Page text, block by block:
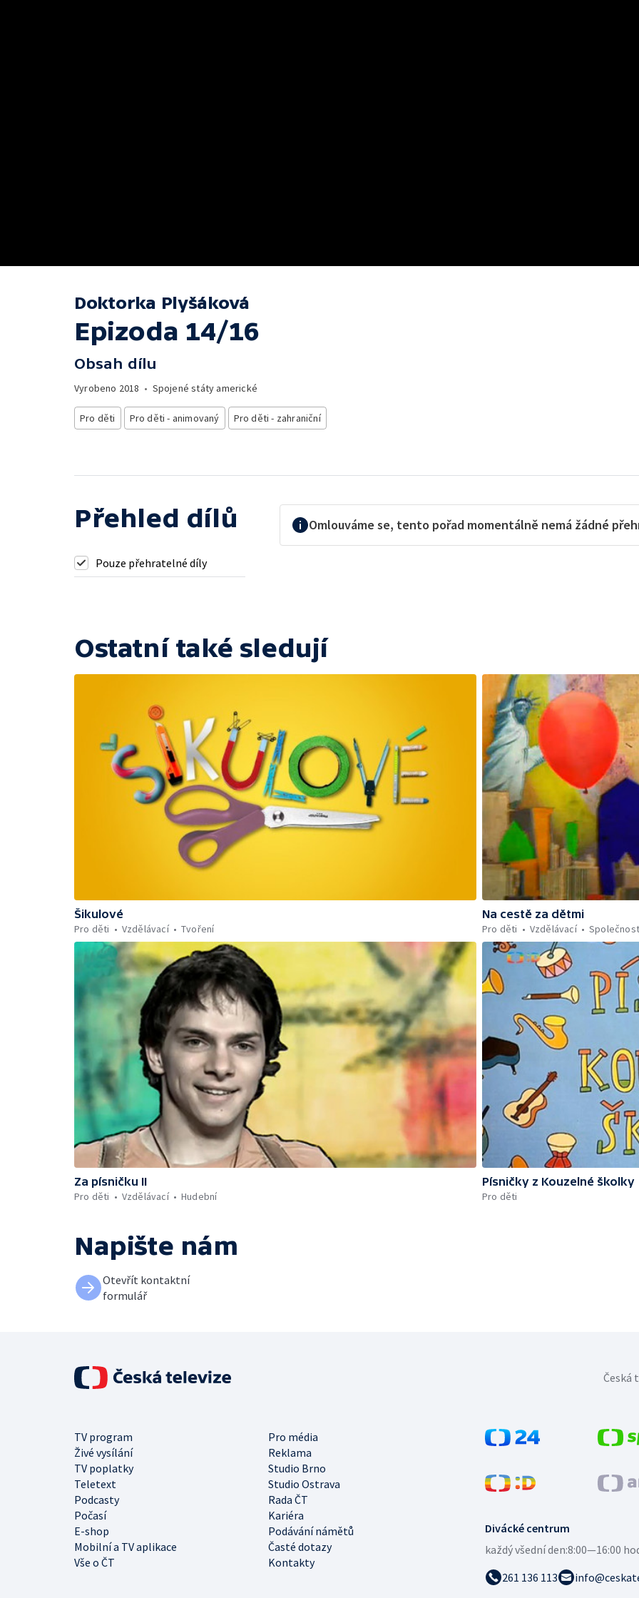
Doktorka Plyšáková
Epizoda 14/16
Obsah dílu
Vyrobeno 2018 • Spojené státy americké
Pro děti Pro děti - animovaný Pro děti - zahraniční
Přehled dílů
Pouze přehratelné díly
Omlouváme se, tento pořad momentálně nemá žádné
Ostatní také sledují
Šikulové
Pro děti
Vzdělávací Tvoření
Na cestě za dětmi
Pro děti
Vzdělávací
Za písničku II
Pro děti
Vzdělávací Hudební
Písničky z Kouzelné školky
Pro děti
Napište nám
Otevřít kontaktní
formulář
Divácké centrum
každý všední den:8:00—16:00
261 136 113
TV program
Pro média
Živé vysílání
Reklama
TV poplatky
Studio Brno
Teletext
Studio Ostrava
Podcasty
Rada ČT
Počasí
Kariéra
E-shop
Podávání námětů
Mobilní a TV aplikace
Časté dotazy
Vše o ČT
Kontakty
Česká